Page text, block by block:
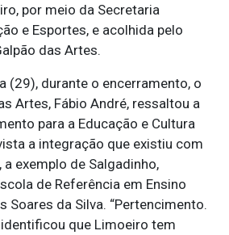
por meio da Secretaria
e Esportes, e acolhida pelo
das Artes.
(29), durante o encerramento, o
Artes, Fábio André, ressaltou a
para a Educação e Cultura
a integração que existiu com
exemplo de Salgadinho,
de Referência em Ensino
Soares da Silva. “Pertencimento.
que Limoeiro tem